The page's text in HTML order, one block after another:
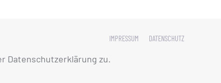
Datenschutzerklärung zu.
IMPRESSUM DATENSCHUTZ